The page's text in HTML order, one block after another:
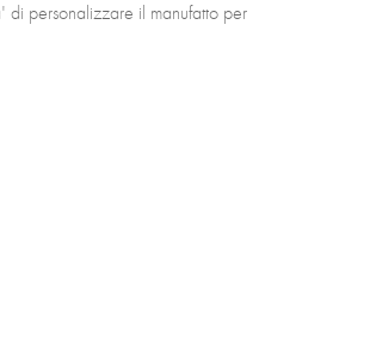
personalizzare il manufatto per